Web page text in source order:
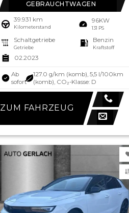
GEBRAUCHTWAGEN
39.931 km
Kilometerstand
96KW
131 PS
Schaltgetriebe
Getriebe
Benzin
Kraftstoff
02.2023
Ab
sofort
127.0 g/km (komb), 5,5 l/100km
(komb), CO₂-Klasse: D
ZUM FAHRZEUG